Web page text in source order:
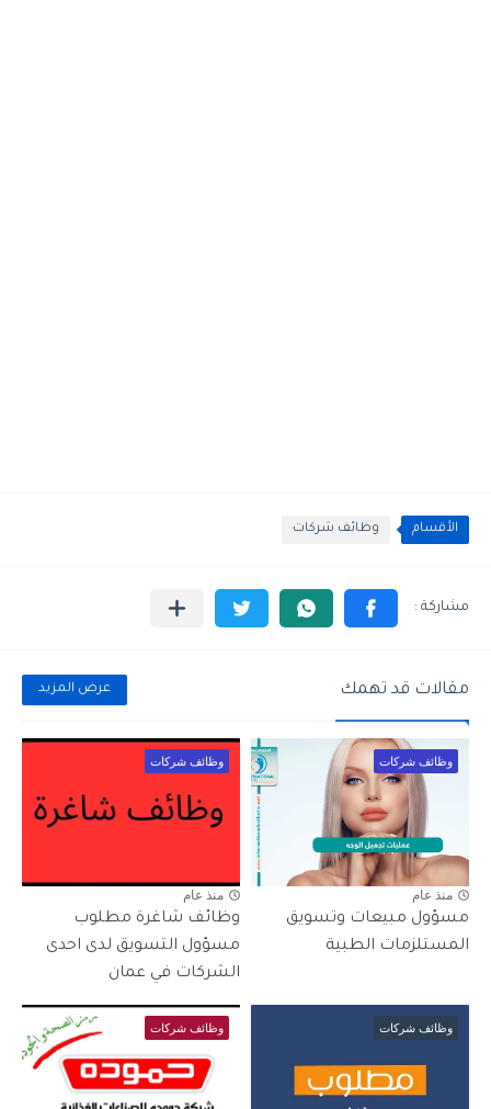
الأقسام وظائف شركات
مقالات قد تهمك عرض المزيد
وظائف شركات
منذ عام
مسؤول مبيعات وتسويق
المستلزمات الطبية
وظائف شركات
منذ عام
وظائف شاغرة مطلوب
مسؤول التسويق لدى احدى
الشركات في عمان
وظائف شركات وظائف شركات